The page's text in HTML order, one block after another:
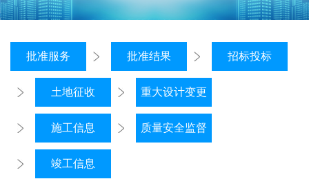
批准服务 批准结果 招标投标
土地征收 重大设计变更
施工信息 质量安全监督
竣工信息